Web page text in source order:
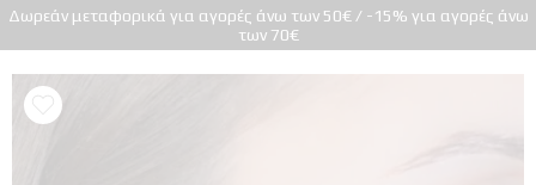
Δωρεάν μεταφορικά για αγορές άνω των 50€ / -15% για αγορές άνω
των 70€